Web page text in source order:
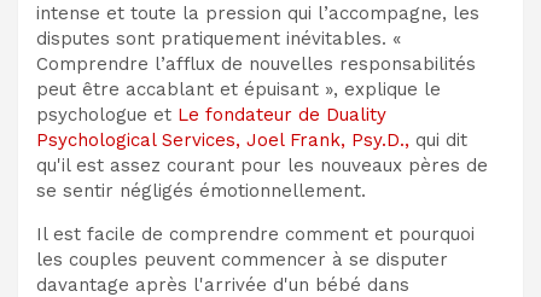
intense et toute la pression qui l’accompagne, les
disputes sont pratiquement inévitables. «
Comprendre l’afflux de nouvelles responsabilités
peut être accablant et épuisant », explique le
psychologue et Le fondateur de Duality
Psychological Services, Joel Frank, Psy.D., qui dit
qu'il est assez courant pour les nouveaux pères de
se sentir négligés émotionnellement.
Il est facile de comprendre comment et pourquoi
les couples peuvent commencer à se disputer
davantage après l'arrivée d'un bébé dans